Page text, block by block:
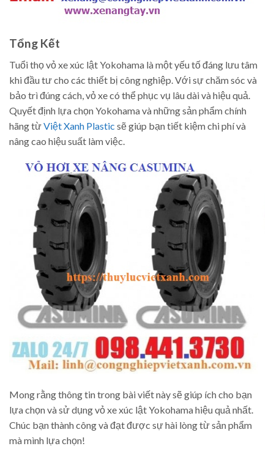
Tổng Kết
Tuổi thọ vỏ xe xúc lật Yokohama là một yếu tố đáng lưu tâm
khi đầu tư cho các thiết bị công nghiệp. Với sự chăm sóc và
bảo trì đúng cách, vỏ xe có thể phục vụ lâu dài và hiệu quả.
Quyết định lựa chọn Yokohama và những sản phẩm chính
hãng từViệt Xanh Plastic sẽ giúp bạn tiết kiệm chi phí và
nâng cao hiệu suất làm việc.
Mong rằng thông tin trong bài viết này sẽ giúp ích cho bạn
lựa chọn và sử dụng vỏ xe xúc lật Yokohama hiệu quả nhất.
Chúc bạn thành công và đạt được sự hài lòng từ sản phẩm
mà mình lựa chọn!